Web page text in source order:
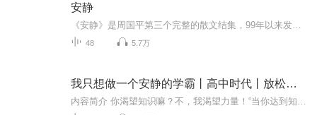
安静
48 5.7万
我只想做一个安静的学霸丨高中时代丨放松诙谐丨有声剧